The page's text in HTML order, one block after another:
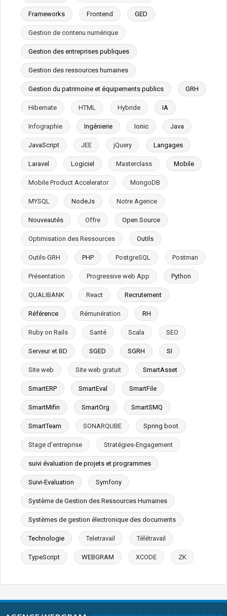
Frameworks Frontend GED
Gestion de contenu numérique
Gestion des entreprises publiques
Gestion des ressources humaines
Gestion du patrimoine et équipements publics GRH
Hibernate HTML Hybride IA
Infographie Ingénierie Ionic Java
JavaScript JEE jQuery Langages
Laravel Logiciel Masterclass Mobile
Mobile Product Accelerator MongoDB
MYSQL NodeJs Notre Agence
Nouveautés Offre Open Source
Optimisation des Ressources Outils
Outils-GRH PHP PostgreSQL Postman
Présentation Progressive web App Python
QUALIBANK React Recrutement
Référence Rémunération RH
Ruby on Rails Santé Scala SEO
Serveur et BD SGED SGRH SI
Site web Site web gratuit SmartAsset
SmartERP SmartEval SmartFile
SmartMifin SmartOrg SmartSMQ
SmartTeam SONARQUBE Spring boot
Stage d'entreprise Stratégies-Engagement
suivi évaluation de projets et programmes
Suivi-Evaluation Symfony
Système de Gestion des Ressources Humaines
Systèmes de gestion électronique des documents
Technologie Teletravail Télétravail
TypeScript WEBGRAM XCODE ZK